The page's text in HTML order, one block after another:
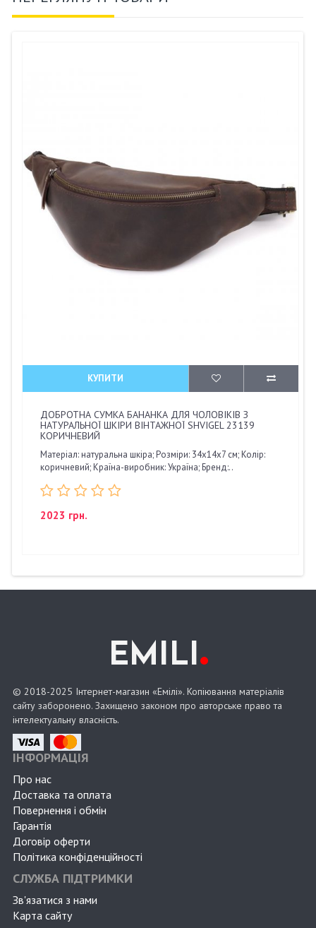
КУПИТИ
ДОБРОТНА СУМКА БАНАНКА ДЛЯ ЧОЛОВІКІВ З
НАТУРАЛЬНОЇ ШКІРИ ВІНТАЖНОЇ SHVIGEL 23139
КОРИЧНЕВИЙ
Матеріал: натуральна шкіра; Розміри: 34х14х7 см; Колір:
коричневий; Країна-виробник: Україна; Бренд:..
2023 грн.
EMILI.
© 2018-2025 Інтернет-магазин «Емілі». Копіювання матеріалів
сайту заборонено. Захищено законом про авторське право та
інтелектуальну власність.
ІНФОРМАЦІЯ
Про нас
Доставка та оплата
Повернення і обмін
Гарантія
Договір оферти
Політика конфіденційності
СЛУЖБА ПІДТРИМКИ
Зв'язатися з нами
Карта сайту